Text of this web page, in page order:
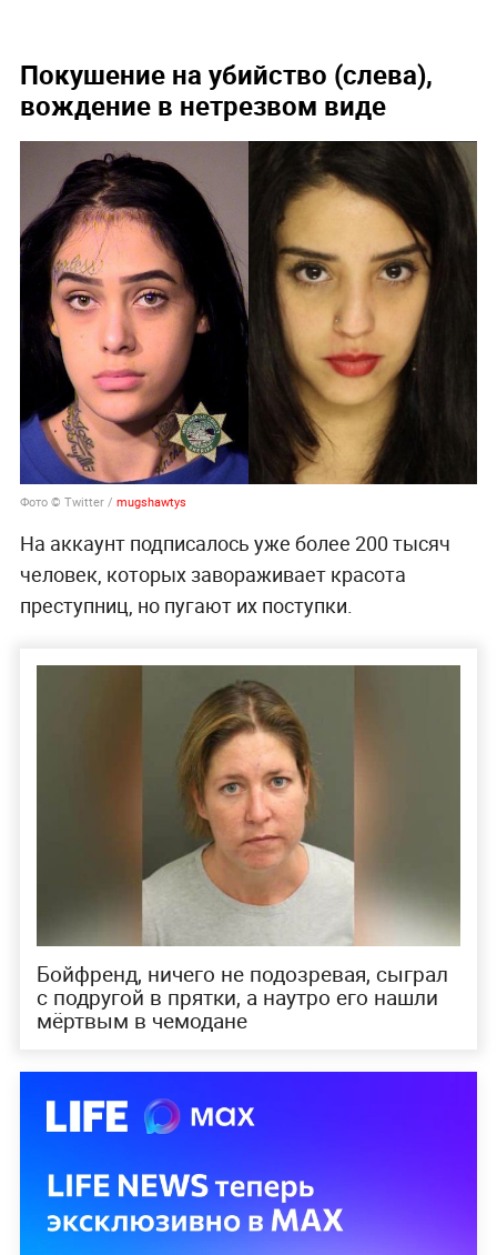
Покушение на убийство (слева),
вождение в нетрезвом виде
Фото © Twitter / mugshawtys
На аккаунт подписалось уже более 200 тысяч
человек, которых завораживает красота
преступниц, но пугают их поступки.
Бойфренд, ничего не подозревая, сыграл
с подругой в прятки, а наутро его нашли
мёртвым в чемодане